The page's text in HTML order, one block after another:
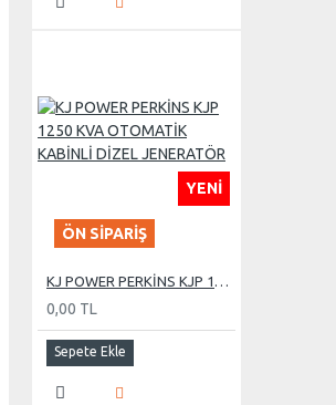
YENI
ÖN SIPARIŞ
KJ POWER PERKİNS KJP 1250 KVA OTOMATİK KABİNLİ DİZEL JENERATÖR
0,00 TL
Sepete Ekle